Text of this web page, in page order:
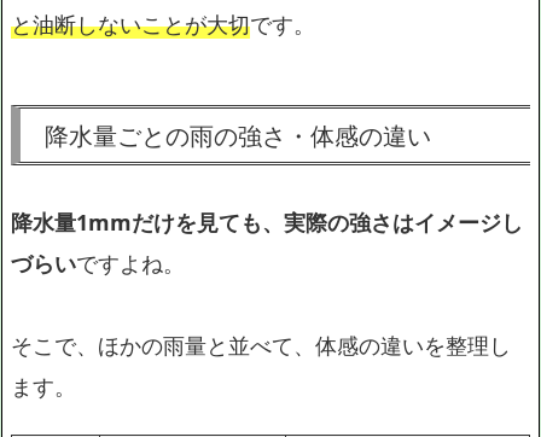
と油断しないことが大切です。
降水量ごとの雨の強さ・体感の違い
降水量1mmだけを見ても、実際の強さはイメージし
づらいですよね。
そこで、ほかの雨量と並べて、体感の違いを整理し
ます。